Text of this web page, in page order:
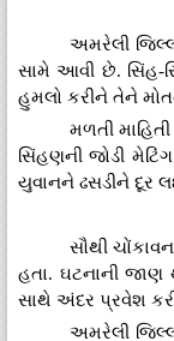
અમરેલી
સામે આવી છે. સિંહ-
હુમલો કરીને તેને
મળતી
સિંહણની જોડી
યુવાનને ઢસડીને દૂર
સૌથી
હતા. ઘટનાની જાણ
સાથે અંદર પ્રવેશ
અમરેલી